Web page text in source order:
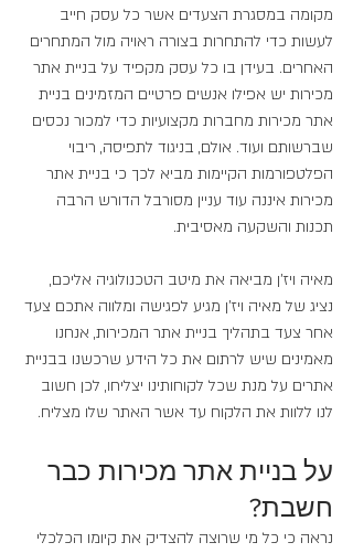
מקומה במסגרת הצעדים אשר כל עסק חייב
לעשות כדי להתחרות בצורה ראויה מול המתחרים
האחרים. בעידן בו כל עסק מקפיד על בניית אתר
מכירות יש אפילו אנשים פרטיים המזמינים בניית
אתר מכירות מחברות מקצועיות כדי למכור נכסים
שברשותם ועוד. אולם, בניגוד לתפיסה, ריבוי
הפלטפורמות הקיימות מביא לכך כי בניית אתר
מכירות איננה עוד עניין מסורבל הדורש הרבה
תכנות והשקעה מאסיבית.
מאיה ויז'ן מביאה את מיטב הטכנולוגיה אליכם,
נציג של מאיה ויז'ן מגיע לפגישה ומלווה אתכם צעד
אחר צעד בתהליך בניית אתר המכירות, אנחנו
מאמינים שיש לרתום את כל הידע שרכשנו בבניית
אתרים על מנת שכל לקוחותינו יצליחו, לכן חשוב
לנו ללוות את הלקוח עד אשר האתר שלו מצליח.
על בניית אתר מכירות כבר
חשבת?
נראה כי כל מי שרוצה להצדיק את קיומו הכלכלי